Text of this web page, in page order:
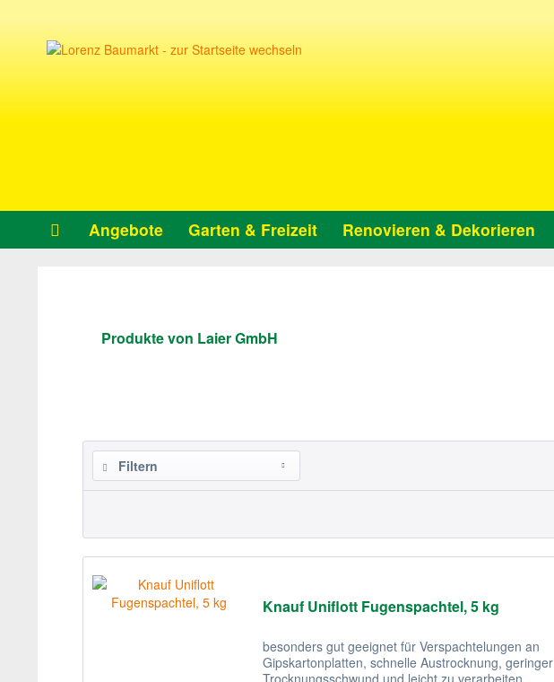
Angebote Garten & Freizeit Renovieren & Dekorieren
Produkte von Laier GmbH
Filtern
Knauf Uniflott Fugenspachtel, 5 kg
besonders gut geeignet für Verspachtelungen an
Gipskartonplatten, schnelle Austrocknung, geringer